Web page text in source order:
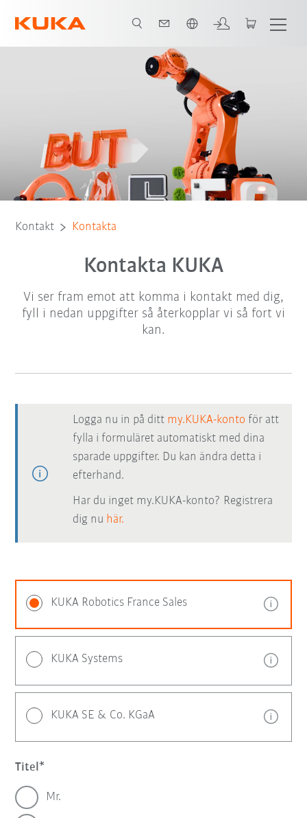
Kontakt Kontakta
Kontakta KUKA
Vi ser fram emot att komma i kontakt med dig,
fyll i nedan uppgifter så återkopplar vi så fort vi
kan.
Logga nu in på ditt my.KUKA-konto för att
fylla i formuläret automatiskt med dina
sparade uppgifter. Du kan ändra detta i
efterhand.
Har du inget my.KUKA-konto? Registrera
dig nu här.
KUKA Robotics France Sales
KUKA Systems
KUKA SE & Co. KGaA
Titel
Mr.